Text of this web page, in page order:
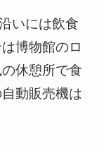
いには飲食
博物館のロ
休憩所で食
動販売機は